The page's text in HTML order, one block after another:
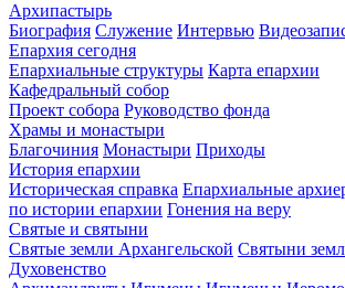
Архипастырь
Биография Служение Интервью
Епархия сегодня
Епархиальные структуры Карта епархии
Кафедральный собор
Проект собора Руководство фонда
Храмы и монастыри
Благочиния Монастыри Приходы
История епархии
Историческая справка Епархиальные
по истории епархии Гонения на веру
Святые и святыни
Святые земли Архангельской Святыни
Духовенство